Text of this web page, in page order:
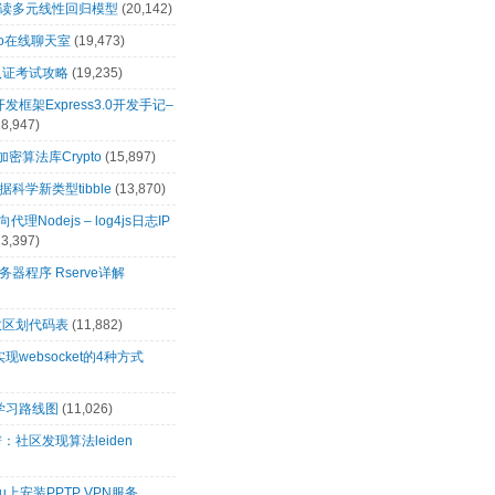
多元线性回归模型 (20,142)
在线聊天室 (19,473)
考试攻略 (19,235)
发框架Express3.0开发手记–
密算法库Crypto (15,897)
科学新类型tibble (13,870)
代理Nodejs – log4js日志IP
器程序 Rserve详解
划代码表 (11,882)
现websocket的4种方式
习路线图 (11,026)
社区发现算法leiden